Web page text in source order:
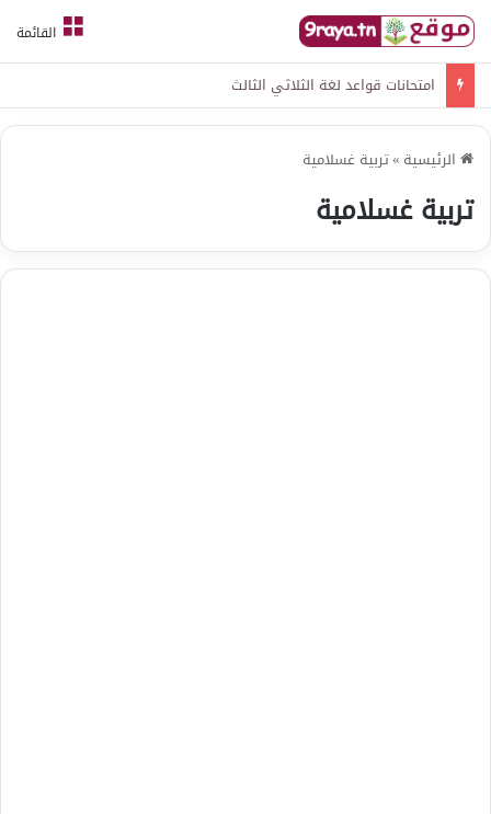
القائمة
امتحانات قواعد لغة الثلاثي الثالث
الرئيسية »تربية غسلامية
تربية غسلامية